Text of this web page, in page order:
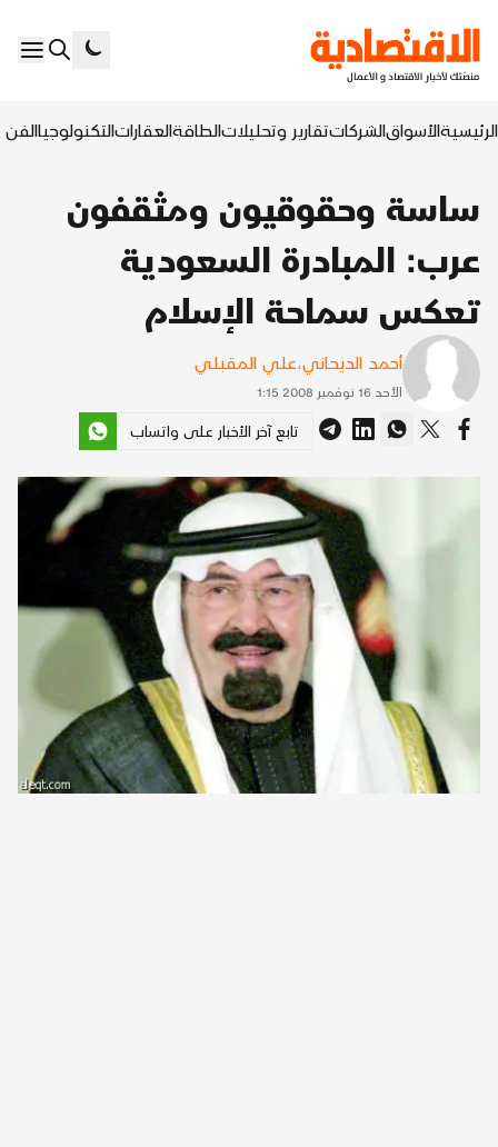
الرئيسيةالأسواقالشركاتتقارير وتحليلاتالطاقةالعقاراتالتكنولوجياالفن
ساسة وحقوقيون ومثقفون
عرب: المبادرة السعودية
تعكس سماحة الإسلام
أحمد الديحاني،علي المقبلي
الأحد 16 نوفمبر 2008 1:15
تابع آخر الأخبار على واتساب